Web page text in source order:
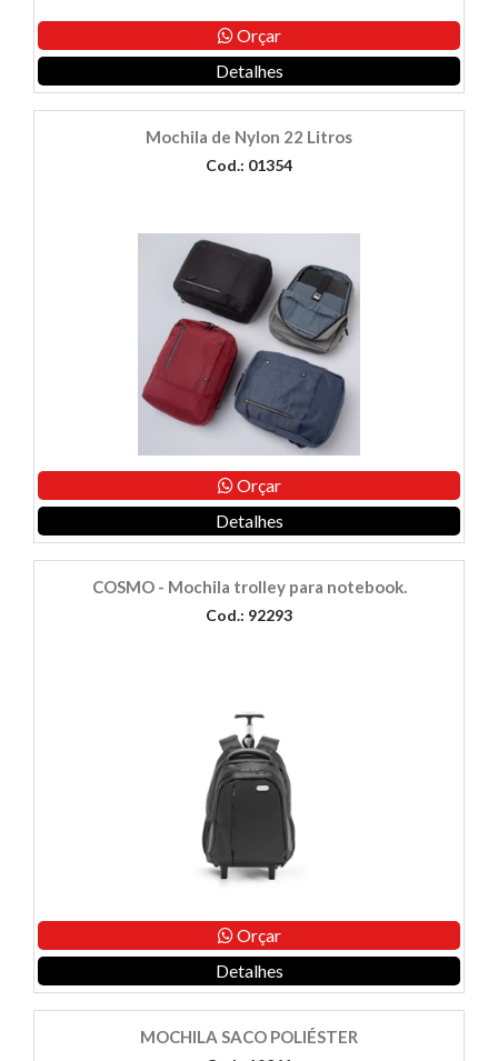
Orçar
Detalhes
Mochila de Nylon 22 Litros
Cod.: 01354
Orçar
Detalhes
COSMO - Mochila trolley para notebook.
Cod.: 92293
Orçar
Detalhes
MOCHILA SACO POLIÉSTER